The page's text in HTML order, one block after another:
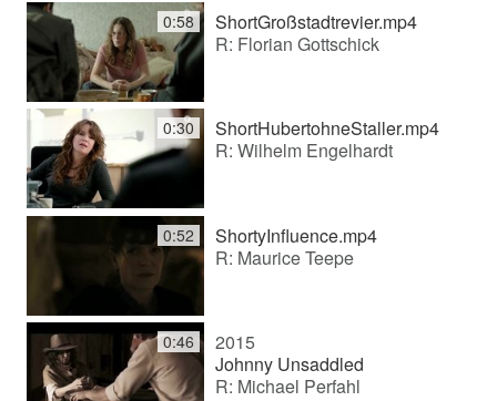
V
i
d
e
o
0:58
ShortGroßstadtrevier.mp4
R: Florian Gottschick
0:30
ShortHubertohneStaller.mp4
R: Wilhelm Engelhardt
0:52
ShortyInfluence.mp4
R: Maurice Teepe
0:46
2015
Johnny Unsaddled
R: Michael Perfahl